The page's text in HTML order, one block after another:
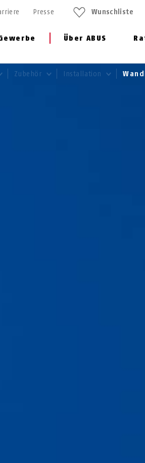
Über ABUS
Presse Wunschliste
Zubehör Installation